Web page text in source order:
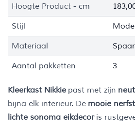
Hoogte Product - cm
Stijl
Materiaal
Aantal pakketten 3
Kleerkast Nikkie past met zijn
bijna elk interieur. De mooie
lichte sonoma eikdecoris